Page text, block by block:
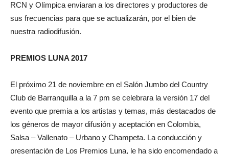
RCN y Olímpica enviaran a los directores y productores de
sus frecuencias para que se actualizarán, por el bien de
nuestra radiodifusión.
PREMIOS LUNA 2017
El próximo 21 de noviembre en el Salón Jumbo del Country
Club de Barranquilla a la 7 pm se celebrara la versión 17 del
evento que premia a los artistas y temas, más destacados de
los géneros de mayor difusión y aceptación en Colombia,
Salsa – Vallenato – Urbano y Champeta. La conducción y
presentación de Los Premios Luna, le ha sido encomendado a